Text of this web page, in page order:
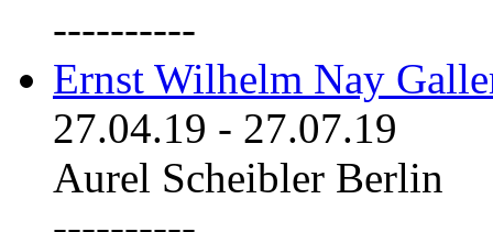
----------
Ernst Wilhelm Nay
27.04.19 - 27.07.19
Aurel Scheibler Berlin